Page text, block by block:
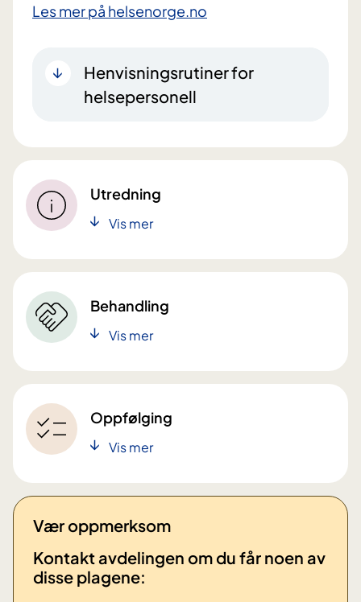
Les mer på helsenorge.no
Henvisningsrutiner for
helsepersonell
Utredning
Vis mer
Behandling
Vis mer
Oppfølging
Vis mer
Vær oppmerksom
Kontakt avdelingen om du får noen av
disse plagene: ​